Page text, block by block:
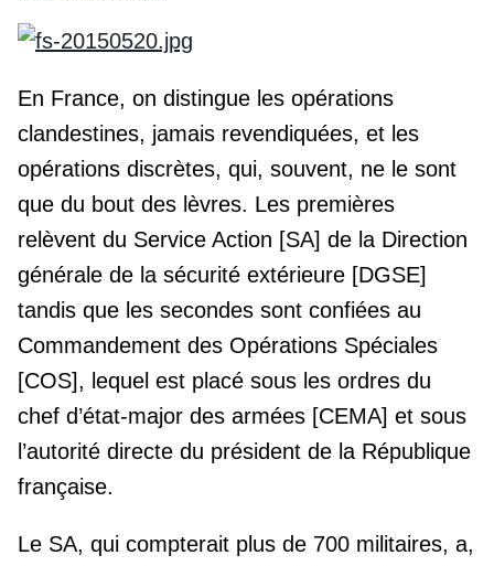
En France, on distingue les opérations
clandestines, jamais revendiquées, et les
opérations discrètes, qui, souvent, ne le sont
que du bout des lèvres. Les premières
relèvent du Service Action [SA] de la Direction
générale de la sécurité extérieure [DGSE]
tandis que les secondes sont confiées au
Commandement des Opérations Spéciales
[COS], lequel est placé sous les ordres du
chef d’état-major des armées [CEMA] et sous
l’autorité directe du président de la République
française.
Le SA, qui compterait plus de 700 militaires, a,